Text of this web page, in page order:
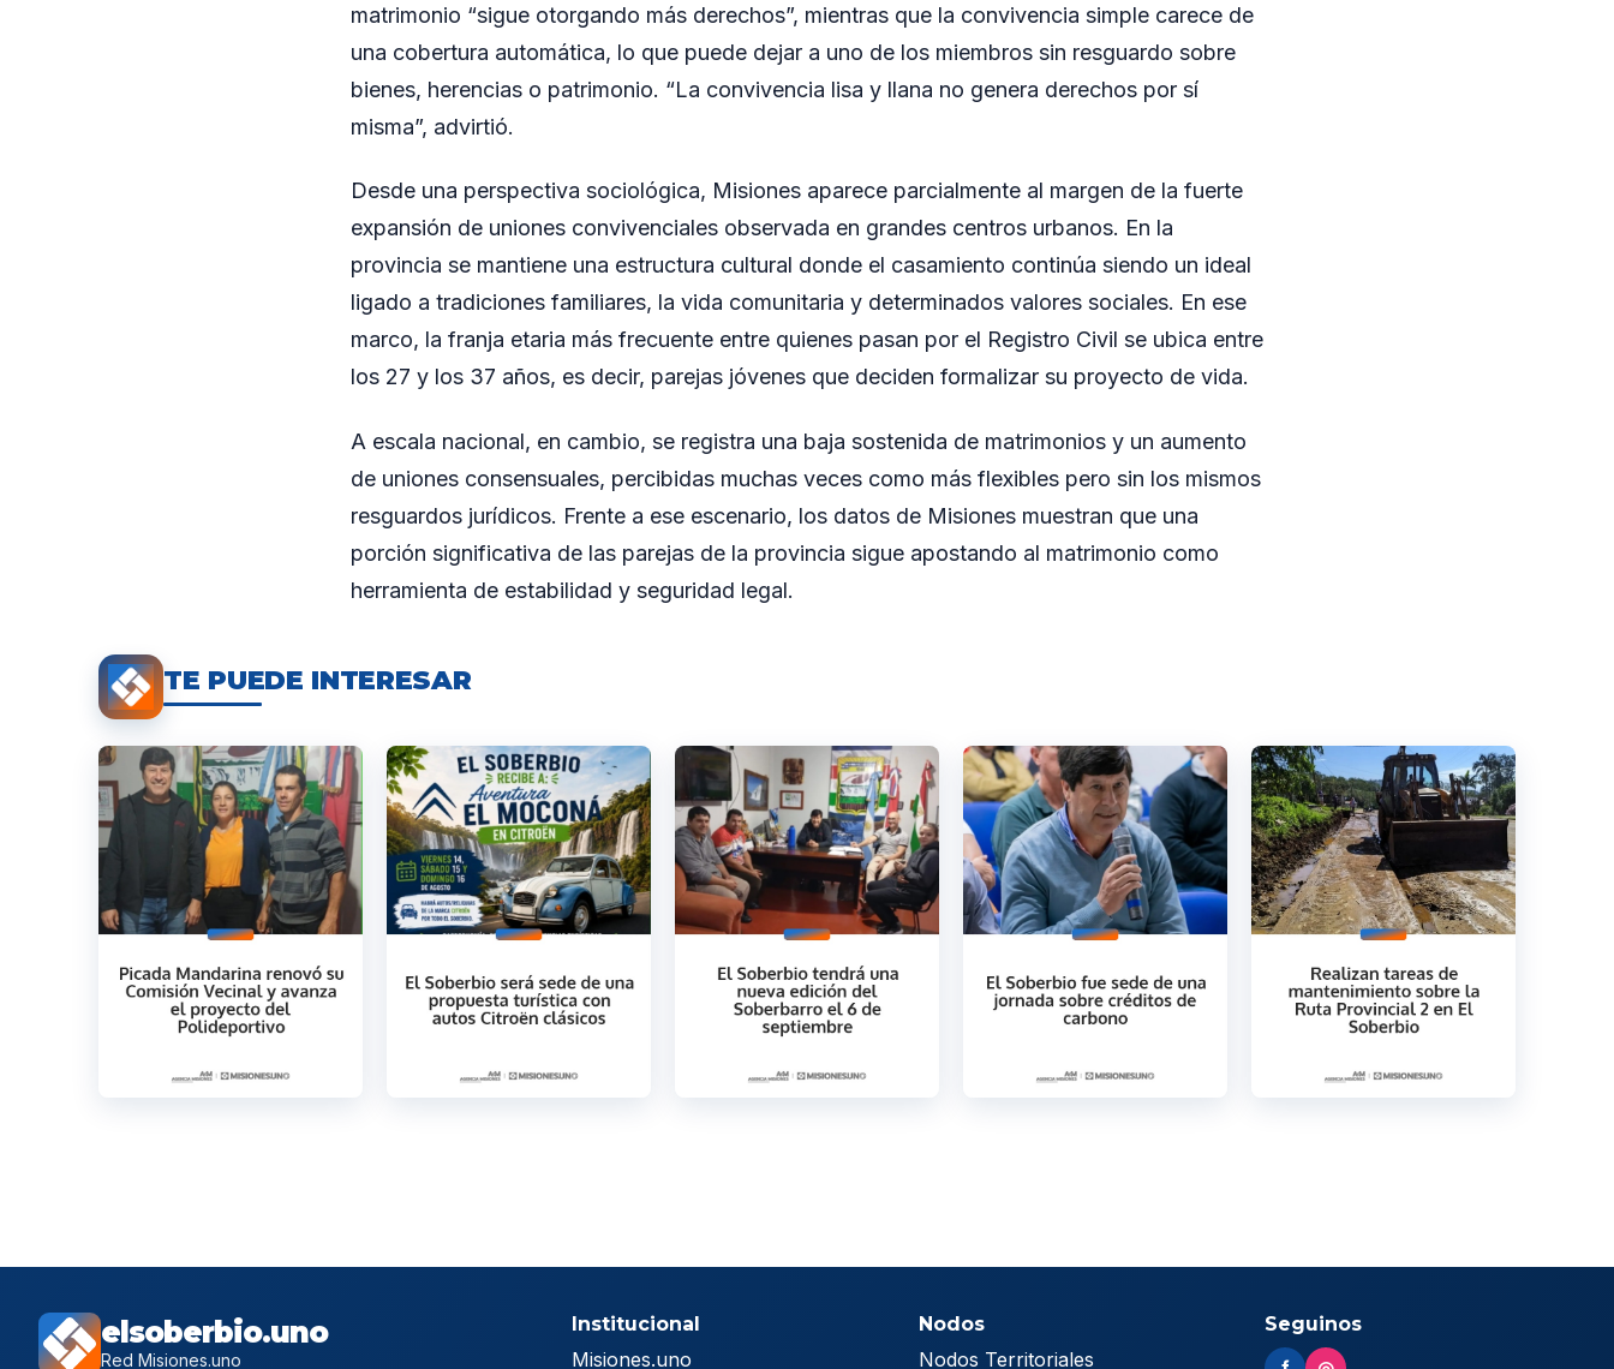
matrimonio “sigue otorgando más derechos”, mientras que la convivencia simple carece de
una cobertura automática, lo que puede dejar a uno de los miembros sin resguardo sobre
bienes, herencias o patrimonio. “La convivencia lisa y llana no genera derechos por sí
misma”, advirtió.
Desde una perspectiva sociológica, Misiones aparece parcialmente al margen de la fuerte
expansión de uniones convivenciales observada en grandes centros urbanos. En la
provincia se mantiene una estructura cultural donde el casamiento continúa siendo un ideal
ligado a tradiciones familiares, la vida comunitaria y determinados valores sociales. En ese
marco, la franja etaria más frecuente entre quienes pasan por el Registro Civil se ubica entre
los 27 y los 37 años, es decir, parejas jóvenes que deciden formalizar su proyecto de vida.
A escala nacional, en cambio, se registra una baja sostenida de matrimonios y un aumento
de uniones consensuales, percibidas muchas veces como más flexibles pero sin los mismos
resguardos jurídicos. Frente a ese escenario, los datos de Misiones muestran que una
porción significativa de las parejas de la provincia sigue apostando al matrimonio como
herramienta de estabilidad y seguridad legal.
TE PUEDE INTERESAR
elsoberbio.uno
Red Misiones.uno
Institucional
Misiones.uno
Nodos
Nodos Territoriales
Seguinos